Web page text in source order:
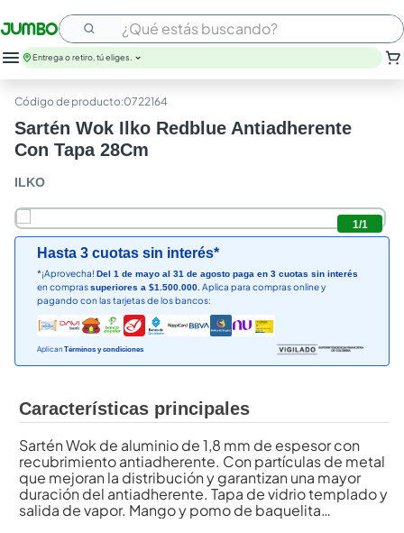
¿Qué estás buscando?
Entrega o retiro, tú eliges.
:0722164
Sartén Wok Ilko Redblue Antiadherente
Con Tapa 28Cm
ILKO
1/1
Hasta 3 cuotas sin interés*
*¡Aprovecha! Del 1 de mayo al 31 de agosto paga en 3 cuotas sin interés
en comprassuperiores a $1.500.000. Aplica para compras online y
pagando con las tarjetas de los bancos:
Aplican Términos y condiciones
Características principales
Sartén Wok de aluminio de 1,8 mm de espesor con
recubrimiento antiadherente. Con partículas de metal
que mejoran la distribución y garantizan una mayor
duración del antiadherente. Tapa de vidrio templado y
salida de vapor. Mango y pomo de baquelita